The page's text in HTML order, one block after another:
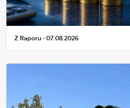
Z Raporu - 07.08.2026